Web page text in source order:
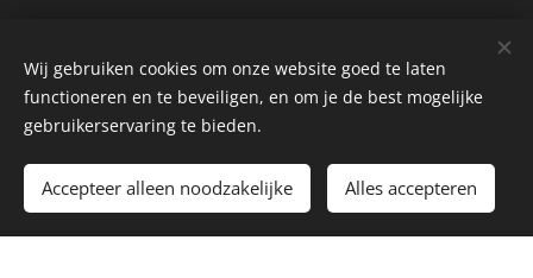
Select Language
© Created by Fijnlijner.nl Cookies
Wij gebruiken cookies om onze website goed te laten
functioneren en te beveiligen, en om je de best mogelijke
gebruikerservaring te bieden.
Accepteer alleen noodzakelijke Alles accepteren